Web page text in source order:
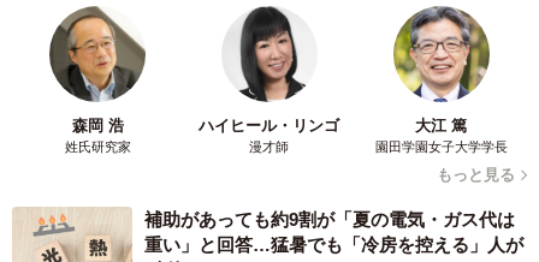
森岡 浩
姓氏研究家
ハイヒール・リンゴ
漫才師
大江 篤
園田学園女子大学学長
もっと見る
補助があっても約9割が「夏の電気・ガス代は
重い」と回答…猛暑でも「冷房を控える」人が